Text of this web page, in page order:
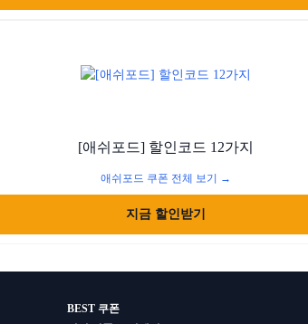
[애쉬포드] 할인코드 12가지
애쉬포드 쿠폰 전체 보기 →
지금 할인받기
BEST 쿠폰